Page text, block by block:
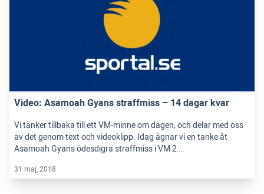
Video: Asamoah Gyans straffmiss – 14 dagar kvar
Vi tänker tillbaka till ett VM-minne om dagen, och delar med oss
av det genom text och videoklipp. Idag ägnar vi en tanke åt
Asamoah Gyans ödesdigra straffmiss i VM 2 …
31 maj, 2018